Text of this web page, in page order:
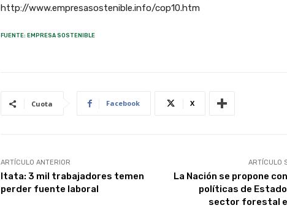
http://www.empresasostenible.info/cop10.htm
FUENTE: EMPRESA SOSTENIBLE
Cuota Facebook X
ARTÍCULO ANTERIOR
Itata: 3 mil trabajadores temen
perder fuente laboral
ARTÍCULO
La Nación se propone
políticas de
sector forestal